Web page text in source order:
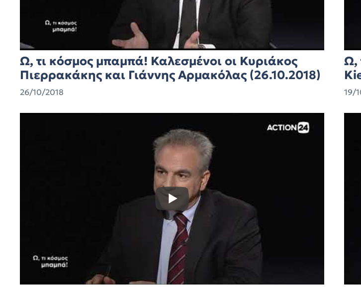
Ω, τι κόσμος μπαμπά! Καλεσμένοι οι Κυριάκος
Πιερρακάκης και Γιάννης Αρμακόλας (26.10.2018)
26/10/2018
Ω,
19/